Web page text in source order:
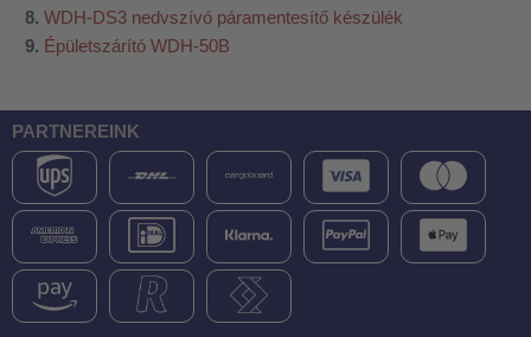
WDH-DS3 nedvszívó páramentesítő készülék
Épületszárító WDH-50B
PARTNEREINK